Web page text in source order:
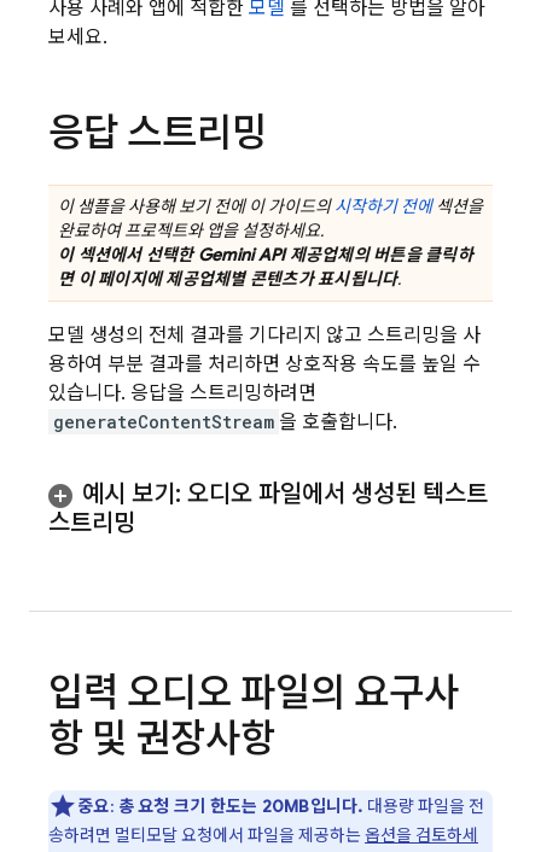
사용 사례와 앱에 적합한 모델 를 선택하는 방법을 알아
보세요.
응답 스트리밍
이 샘플을 사용해 보기 전에 이 가이드의시작하기 전에섹션을
완료하여 프로젝트와 앱을 설정하세요.
이 섹션에서 선택한Gemini API제공업체의 버튼을 클릭하
면 이 페이지에 제공업체별 콘텐츠가 표시됩니다.
모델 생성의 전체 결과를 기다리지 않고 스트리밍을 사
용하여 부분 결과를 처리하면 상호작용 속도를 높일 수
있습니다. 응답을 스트리밍하려면
generateContentStream 을 호출합니다.
예시 보기: 오디오 파일에서 생성된 텍스트
스트리밍
입력 오디오 파일의 요구사
항 및 권장사항
중요: 총 요청 크기 한도는 20MB입니다. 대용량 파일을 전
송하려면 멀티모달 요청에서 파일을 제공하는옵션을 검토하세